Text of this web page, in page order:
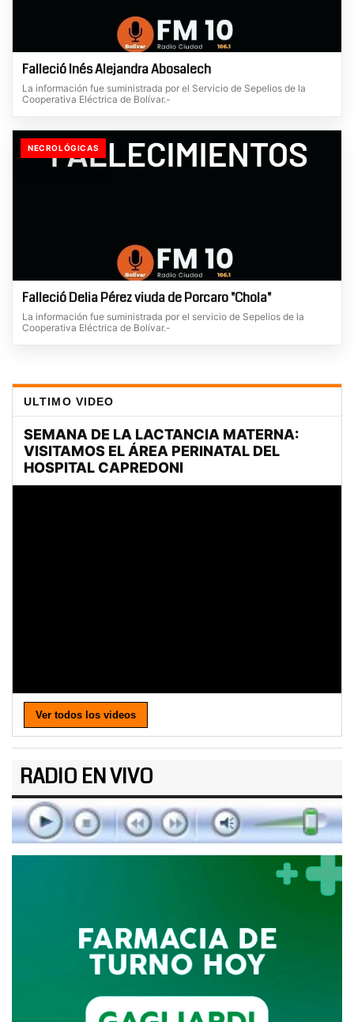
Falleció Inés Alejandra Abosalech
La información fue suministrada por el Servicio de Sepelios de la
Cooperativa Eléctrica de Bolívar.-
NECROLÓGICAS
Falleció Delia Pérez viuda de Porcaro "Chola"
La información fue suministrada por el servicio de Sepelios de la
Cooperativa Eléctrica de Bolívar.-
ULTIMO VIDEO
Ver todos los videos
RADIO EN VIVO